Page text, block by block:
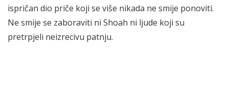
ispričan dio priče koji se više nikada ne smije ponoviti.
Ne smije se zaboraviti ni Shoah ni ljude koji su
pretrpjeli neizrecivu patnju.